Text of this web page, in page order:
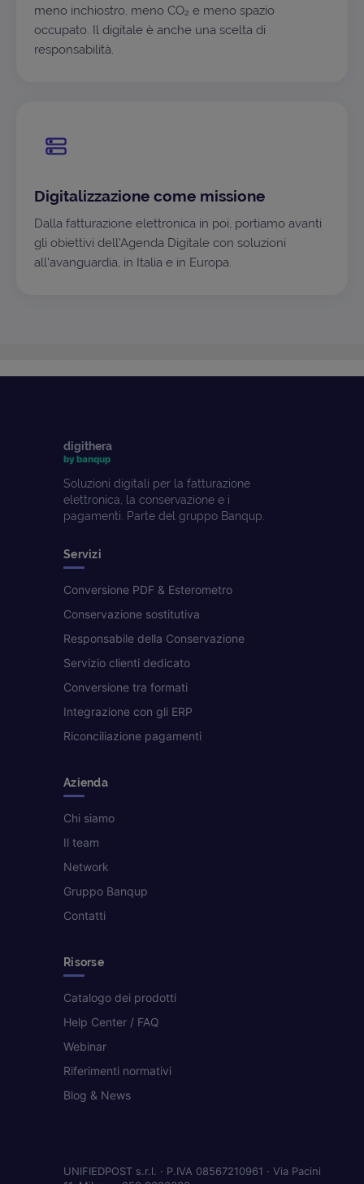
meno inchiostro, meno CO₂ e meno spazio
occupato. Il digitale è anche una scelta di
responsabilità.
Digitalizzazione come missione
Dalla fatturazione elettronica in poi, portiamo avanti
gli obiettivi dell'Agenda Digitale con soluzioni
all'avanguardia, in Italia e in Europa.
digithera
by banqup
Soluzioni digitali per la fatturazione
elettronica, la conservazione e i
pagamenti. Parte del gruppo Banqup.
Servizi
Conversione PDF & Esterometro
Conservazione sostitutiva
Responsabile della Conservazione
Servizio clienti dedicato
Conversione tra formati
Integrazione con gli ERP
Riconciliazione pagamenti
Azienda
Chi siamo
Il team
Network
Gruppo Banqup
Contatti
Risorse
Catalogo dei prodotti
Help Center / FAQ
Webinar
Riferimenti normativi
Blog & News
UNIFIEDPOST s.r.l. · P.IVA 08567210961 · Via Pacini